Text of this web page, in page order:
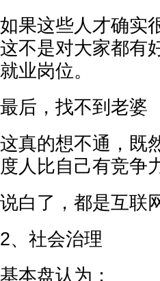
如果这些人才确实
这不是对大家都有
就业岗位。
最后，找不到老婆
这真的想不通，既
度人比自己有竞争
说白了，都是互联
2、社会治理
基本盘认为：